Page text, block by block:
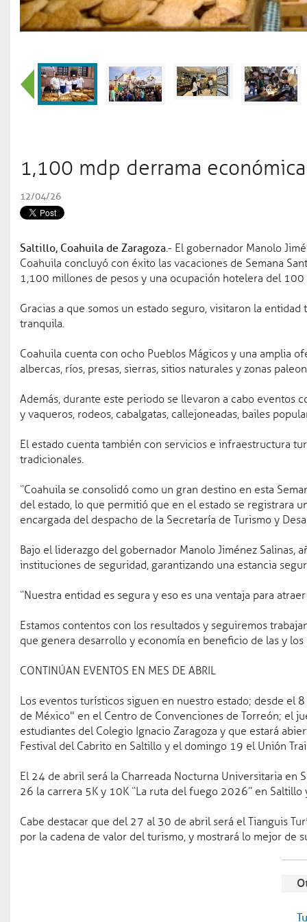
Seguridad pública 04 ago
Educación 03 ago 2026
Coahuilenses
JCC Santo Domingo
Gobierno
Oficinas del Ejecutivo
Agenda
Gabinete
Avisos
Facebook
Conoce Coahuila
Pueblos mágicos
Coahuila Radio
1,100 mdp derrama
12/04/26
Saltillo, Coahuila de Zaragoza.- El gobernador Manolo
Coahuila concluyó con éxito las vacaciones de Semana
1,100 millones de pesos y una ocupación hotelera del
Gracias a que somos un estado seguro, visitaron la
tranquila.
Coahuila cuenta con ocho Pueblos Mágicos y una amplia
albercas, ríos, presas, sierras, sitios naturales y zonas
Además, durante este periodo se llevaron a cabo eventos
y vaqueros, rodeos, cabalgatas, callejoneadas, bailes
El estado cuenta también con servicios e infraestructura
tradicionales.
“Coahuila se consolidó como un gran destino en esta
del estado, lo que permitió que en el estado se registrara
encargada del despacho de la Secretaría de Turismo y
Bajo el liderazgo del gobernador Manolo Jiménez
instituciones de seguridad, garantizando una estancia
“Nuestra entidad es segura y eso es una ventaja para
Estamos contentos con los resultados y seguiremos
que genera desarrollo y economía en beneficio de las y
CONTINÚAN EVENTOS EN MES DE ABRIL
Los eventos turísticos siguen en nuestro estado; desde el
de México" en el Centro de Convenciones de Torreón; el
estudiantes del Colegio Ignacio Zaragoza y que estará
Festival del Cabrito en Saltillo y el domingo 19 el Unión
El 24 de abril será la Charreada Nocturna Universitaria en
26 la carrera 5K y 10K “La ruta del fuego 2026” en
Cabe destacar que del 27 al 30 de abril será el Tianguis
por la cadena de valor del turismo, y mostrará lo mejor de